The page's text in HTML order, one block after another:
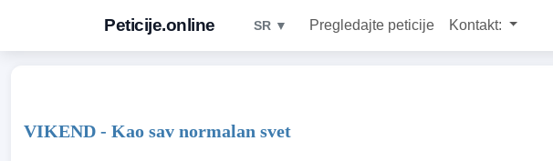
Peticije.online SR ▼ Pregledajte peticije Kontakt:
VIKEND - Kao sav normalan svet